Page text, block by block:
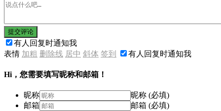
提交评论
有人回复时通知我
表情 加粗 删除线 居中 斜体 签到 有人回复时通知我
Hi，您需要填写昵称和邮箱！
昵称
昵称 (必填)
邮箱
邮箱 (必填)